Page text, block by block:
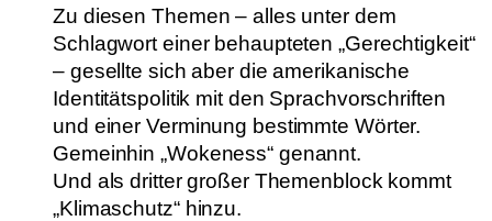
Zu diesen Themen – alles unter dem
Schlagwort einer behaupteten „Gerechtigkeit“
– gesellte sich aber die amerikanische
Identitätspolitik mit den Sprachvorschriften
und einer Verminung bestimmte Wörter.
Gemeinhin „Wokeness“ genannt.
Und als dritter großer Themenblock kommt
„Klimaschutz“ hinzu.